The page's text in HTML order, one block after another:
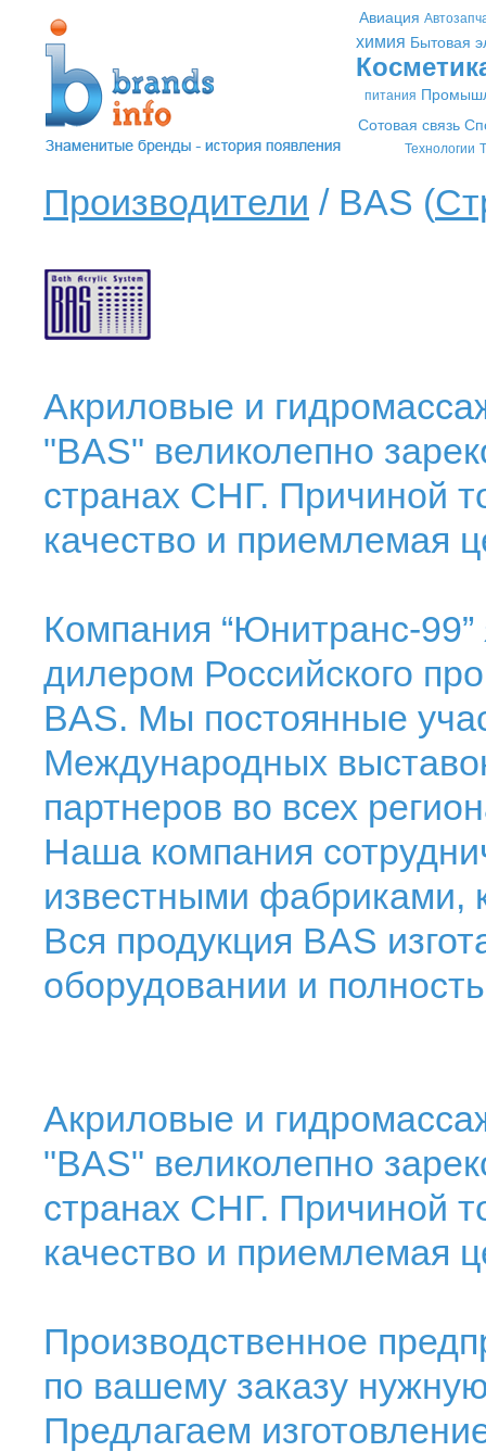
Авиация
химия Бытовая
питания
Сотовая связь
Технологии
Производители / BAS (
Акриловые и
"BAS" великолепно
странах СНГ. Причиной
качество и приемлемая
Компания “Юнитранс-
дилером Российского
BAS. Мы постоянные
Международных
партнеров во всех
Наша компания
известными фабриками,
Вся продукция BAS
оборудовании и
Акриловые и
"BAS" великолепно
странах СНГ. Причиной
качество и приемлемая
Производственное
по вашему заказу
Предлагаем